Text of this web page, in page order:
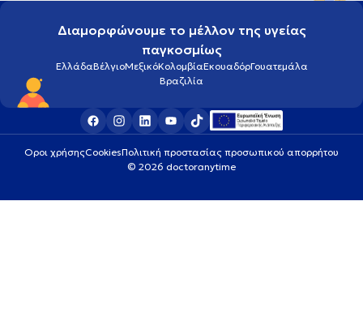
Διαμορφώνουμε το μέλλον της υγείας
παγκοσμίως
ΕλλάδαΒέλγιοΜεξικόΚολομβίαΕκουαδόρΓουατεμάλα
Βραζιλία
Οροι χρήσηςCookiesΠολιτική προστασίας προσωπικού απορρήτου
© 2026 doctoranytime